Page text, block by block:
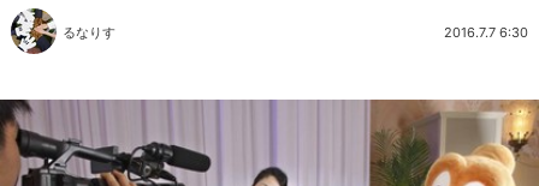
るなりす 2016.7.7 6:30